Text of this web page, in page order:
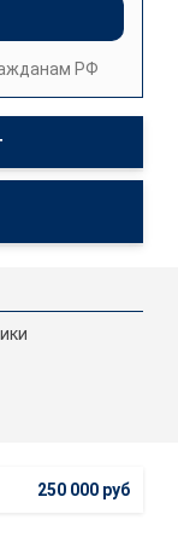
РФ
250 000 руб